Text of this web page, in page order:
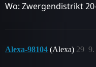
Wo: Zwergendistrikt
Alexa-98104 (Alexa) 9.
29